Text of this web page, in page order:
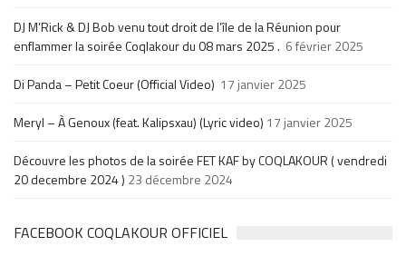
DJ M’Rick & DJ Bob venu tout droit de l’île de la Réunion pour
enflammer la soirée Coqlakour du 08 mars 2025 . 6 février 2025
Di Panda – Petit Coeur (Official Video) 17 janvier 2025
Meryl – À Genoux (feat. Kalipsxau) (Lyric video) 17 janvier 2025
Découvre les photos de la soirée FET KAF by COQLAKOUR ( vendredi
20 decembre 2024 ) 23 décembre 2024
FACEBOOK COQLAKOUR OFFICIEL